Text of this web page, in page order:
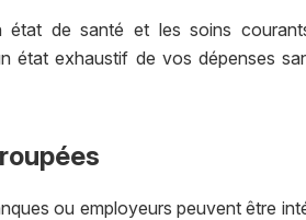
de santé et les soins
état exhaustif de vos dépenses
ou employeurs peuvent être